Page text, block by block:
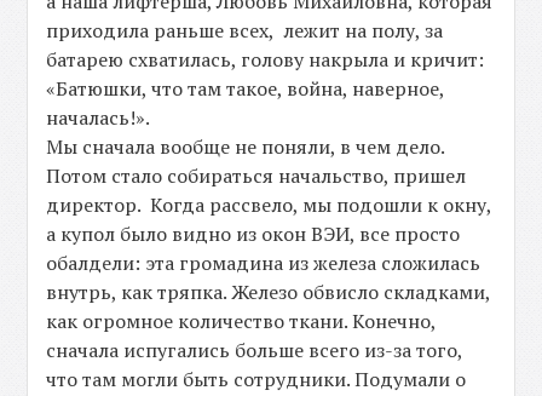
приходила раньше всех, лежит на полу, за
батарею схватилась, голову накрыла и кричит:
«Батюшки, что там такое, война, наверное,
началась!».
Мы сначала вообще не поняли, в чем дело.
Потом стало собираться начальство, пришел
директор. Когда рассвело, мы подошли к окну,
а купол было видно из окон ВЭИ, все просто
обалдели: эта громадина из железа сложилась
внутрь, как тряпка. Железо обвисло складками,
как огромное количество ткани. Конечно,
сначала испугались больше всего из-за того,
что там могли быть сотрудники. Подумали о